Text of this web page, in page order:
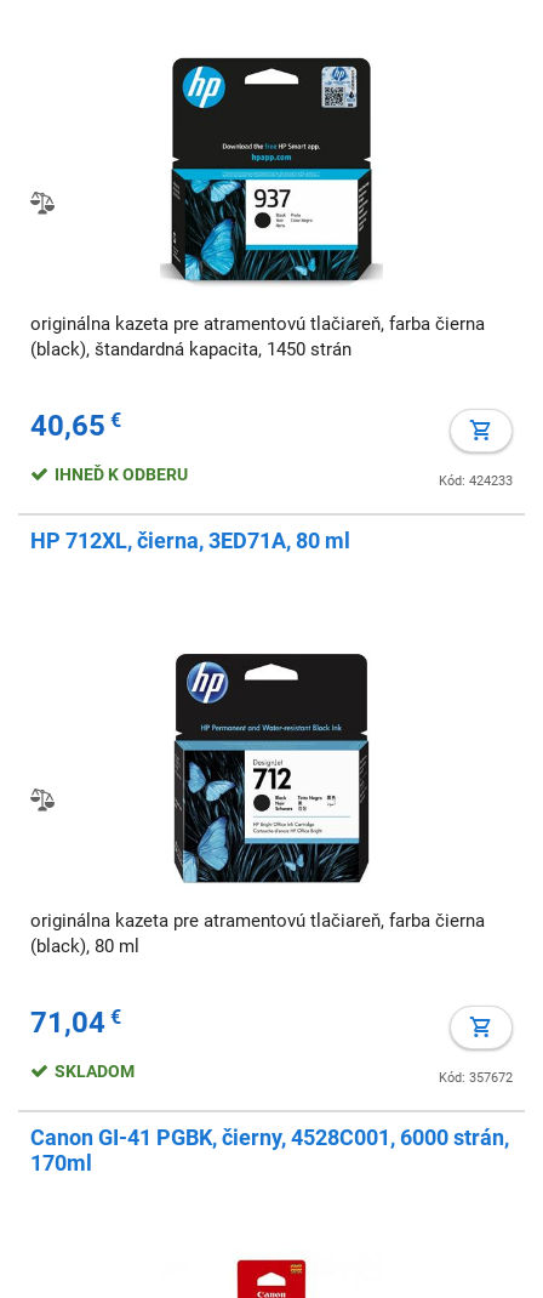
originálna kazeta pre atramentovú tlačiareň, farba čierna
(black), štandardná kapacita, 1450 strán
40,65 €
Kód: 424233
IHNEĎ K ODBERU
HP 712XL, čierna, 3ED71A, 80 ml
originálna kazeta pre atramentovú tlačiareň, farba čierna
(black), 80 ml
71,04 €
Kód: 357672
SKLADOM
Canon GI-41 PGBK, čierny, 4528C001, 6000 strán,
170ml